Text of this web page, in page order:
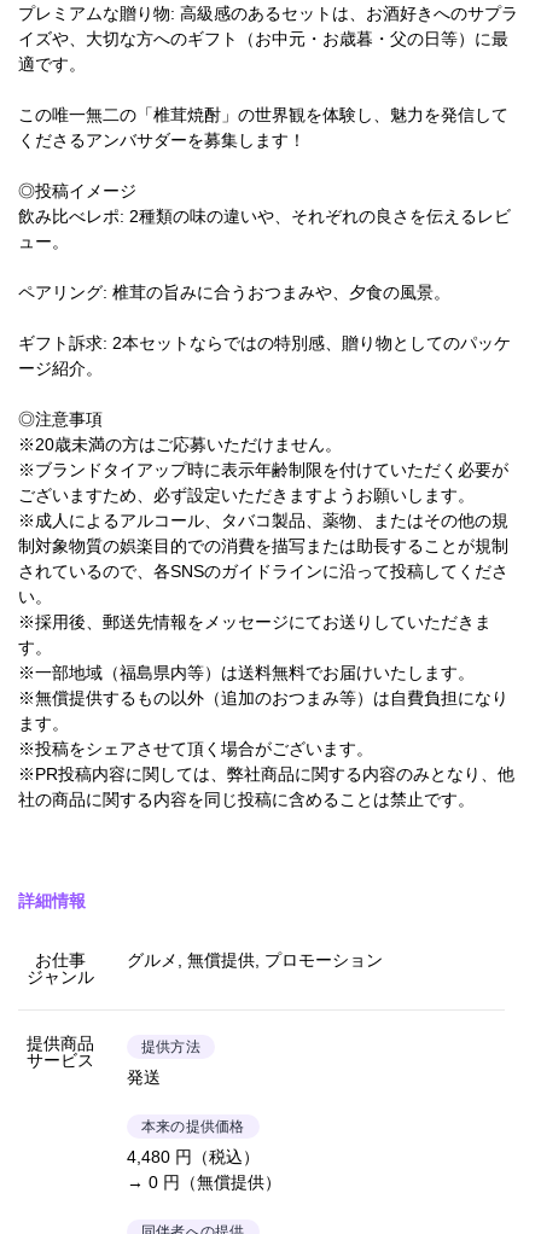
プレミアムな贈り物: 高級感のあるセットは、お酒好きへのサプラ
イズや、大切な方へのギフト（お中元・お歳暮・父の日等）に最
適です。
この唯一無二の「椎茸焼酎」の世界観を体験し、魅力を発信して
くださるアンバサダーを募集します！
◎投稿イメージ
飲み比べレポ: 2種類の味の違いや、それぞれの良さを伝えるレビ
ュー。
ペアリング: 椎茸の旨みに合うおつまみや、夕食の風景。
ギフト訴求: 2本セットならではの特別感、贈り物としてのパッケ
ージ紹介。
◎注意事項
※20歳未満の方はご応募いただけません。
※ブランドタイアップ時に表示年齢制限を付けていただく必要が
ございますため、必ず設定いただきますようお願いします。
※成人によるアルコール、タバコ製品、薬物、またはその他の規
制対象物質の娯楽目的での消費を描写または助長することが規制
されているので、各SNSのガイドラインに沿って投稿してくださ
い。
※採用後、郵送先情報をメッセージにてお送りしていただきま
す。
※一部地域（福島県内等）は送料無料でお届けいたします。
※無償提供するもの以外（追加のおつまみ等）は自費負担になり
ます。
※投稿をシェアさせて頂く場合がございます。
※PR投稿内容に関しては、弊社商品に関する内容のみとなり、他
社の商品に関する内容を同じ投稿に含めることは禁止です。
詳細情報
お仕事
ジャンル
グルメ, 無償提供, プロモーション
提供商品
サービス
提供方法
発送
本来の提供価格
4,480 円（税込）
→ 0 円（無償提供）